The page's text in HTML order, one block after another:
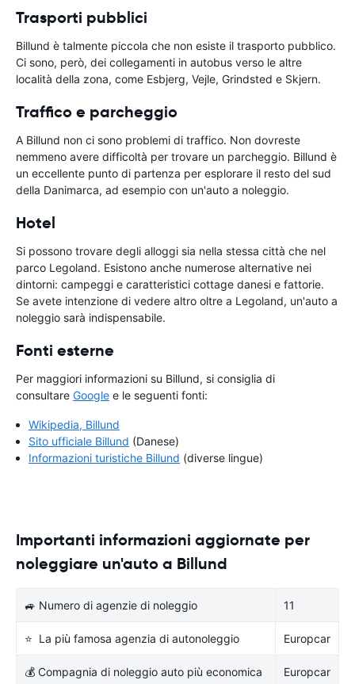
Trasporti pubblici
Billund è talmente piccola che non esiste il trasporto pubblico.
Ci sono, però, dei collegamenti in autobus verso le altre
località della zona, come Esbjerg, Vejle, Grindsted e Skjern.
Traffico e parcheggio
A Billund non ci sono problemi di traffico. Non dovreste
nemmeno avere difficoltà per trovare un parcheggio. Billund è
un eccellente punto di partenza per esplorare il resto del sud
della Danimarca, ad esempio con un'auto a noleggio.
Hotel
Si possono trovare degli alloggi sia nella stessa città che nel
parco Legoland. Esistono anche numerose alternative nei
dintorni: campeggi e caratteristici cottage danesi e fattorie.
Se avete intenzione di vedere altro oltre a Legoland, un'auto a
noleggio sarà indispensabile.
Fonti esterne
Per maggiori informazioni su Billund, si consiglia di
consultare Google e le seguenti fonti:
Wikipedia, Billund
Sito ufficiale Billund (Danese)
Informazioni turistiche Billund (diverse lingue)
Importanti informazioni aggiornate per
noleggiare un'auto a Billund
🚙 Numero di agenzie di noleggio 11
⭐ La più famosa agenzia di autonoleggio Europcar
💰 Compagnia di noleggio auto più economica Europcar